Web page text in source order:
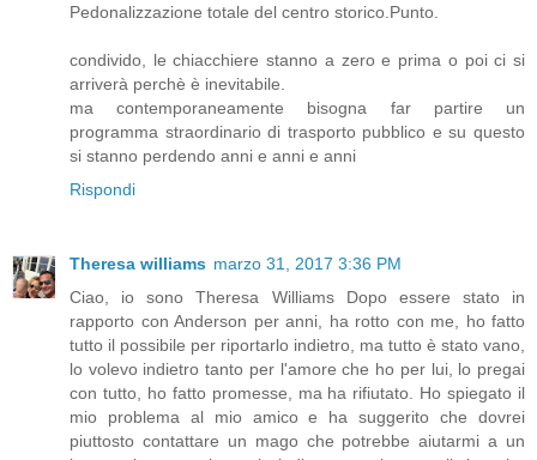
Pedonalizzazione totale del centro storico.Punto.
condivido, le chiacchiere stanno a zero e prima o poi ci si
arriverà perchè è inevitabile.
ma contemporaneamente bisogna far partire un
programma straordinario di trasporto pubblico e su questo
si stanno perdendo anni e anni e anni
Rispondi
Theresa williams marzo 31, 2017 3:36 PM
Ciao, io sono Theresa Williams Dopo essere stato in
rapporto con Anderson per anni, ha rotto con me, ho fatto
tutto il possibile per riportarlo indietro, ma tutto è stato vano,
lo volevo indietro tanto per l'amore che ho per lui, lo pregai
con tutto, ho fatto promesse, ma ha rifiutato. Ho spiegato il
mio problema al mio amico e ha suggerito che dovrei
piuttosto contattare un mago che potrebbe aiutarmi a un